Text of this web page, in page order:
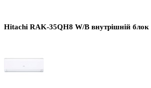
Hitachi RAK-35QH8 W/B внутрішній блок